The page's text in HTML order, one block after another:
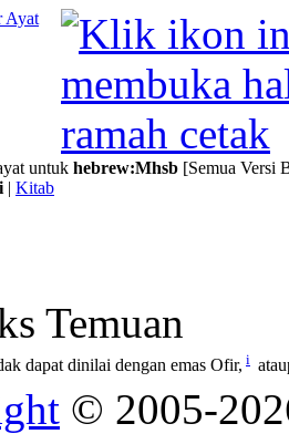
Ayat
untuk hebrew:Mhsb [Semua Versi
| Kitab
Temuan
dapat dinilai dengan emas Ofir, i
© 2005-